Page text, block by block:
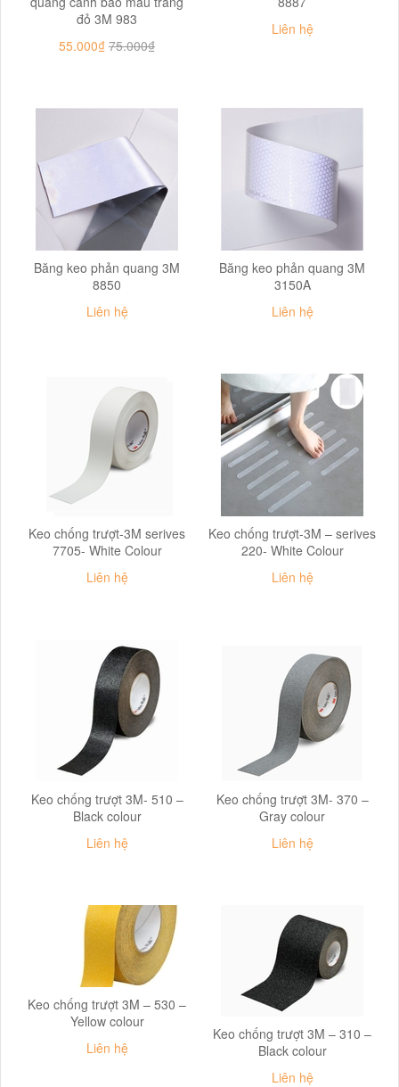
đỏ 3M 983
55.000₫ 75.000₫
Liên hệ
Băng keo phản quang 3M
8850
Liên hệ
Băng keo phản quang 3M
3150A
Liên hệ
Keo chống trượt-3M serives
7705- White Colour
Liên hệ
Keo chống trượt-3M – serives
220- White Colour
Liên hệ
Keo chống trượt 3M- 510 –
Black colour
Liên hệ
Keo chống trượt 3M- 370 –
Gray colour
Liên hệ
Keo chống trượt 3M – 530 –
Yellow colour
Liên hệ
Keo chống trượt 3M – 310 –
Black colour
Liên hệ